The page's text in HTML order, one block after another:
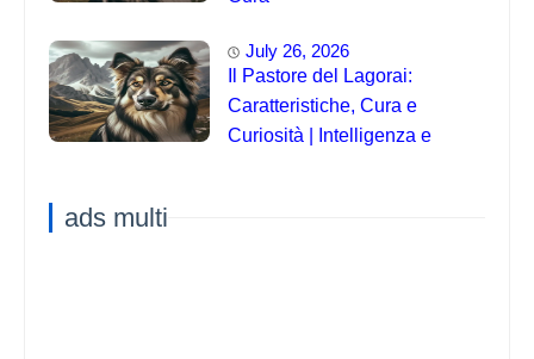
July 26, 2026
Il Pastore del Lagorai:
Caratteristiche, Cura e
Curiosità | Intelligenza e
ads multi